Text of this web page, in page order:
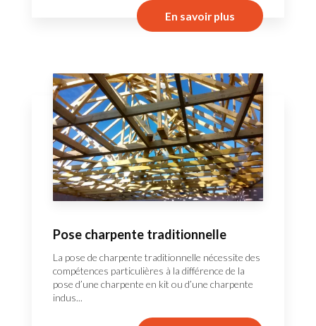
En savoir plus
Pose charpente traditionnelle
La pose de charpente traditionnelle nécessite des
compétences particulières à la différence de la
pose d’une charpente en kit ou d’une charpente
indus...